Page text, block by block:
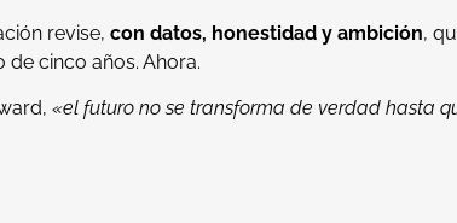
revise, con datos, honestidad y ambición,
cinco años. Ahora.
«el futuro no se transforma de verdad hasta